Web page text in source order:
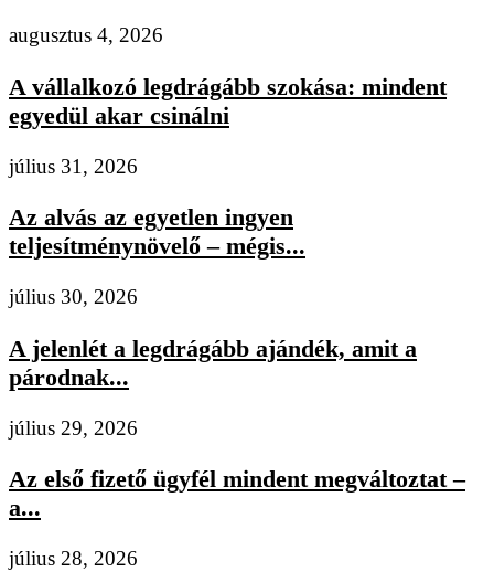
augusztus 4, 2026
A vállalkozó legdrágább szokása: mindent
egyedül akar csinálni
július 31, 2026
Az alvás az egyetlen ingyen
teljesítménynövelő – mégis...
július 30, 2026
A jelenlét a legdrágább ajándék, amit a
párodnak...
július 29, 2026
Az első fizető ügyfél mindent megváltoztat –
a...
július 28, 2026